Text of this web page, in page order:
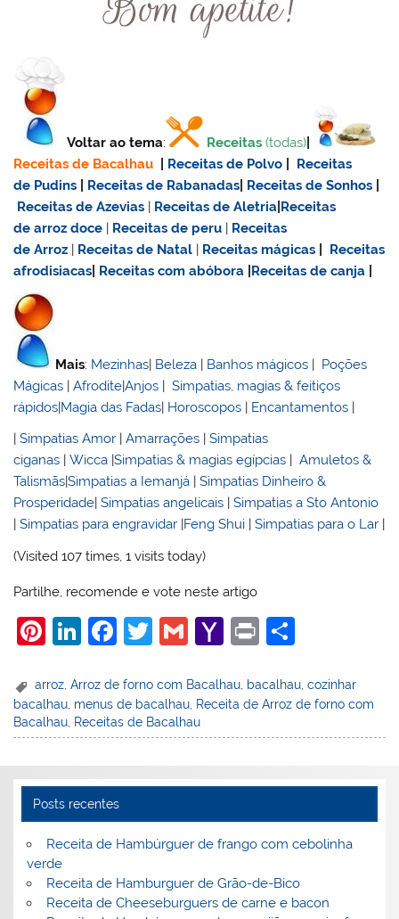
Voltar ao tema: Receitas (todas)
Receitas de Bacalhau
Receitas de Polvo
Receitas
de Pudins
Receitas de Rabanadas Receitas de Sonhos
Receitas de Azevias
Receitas de Aletria Receitas
dearroz doce Receitas de peru
Receitas
de Arroz
Receitas de Natal Receitas mágicas
Receitas
afrodisiacas
Receitas com abóbora Receitas de canja
Mais: Mezinhas| Beleza | Banhos mágicos | Poções
Mágicas |Afrodite|Anjos |Simpatias, magias & feitiços
rápidos|Magia das Fadas| Horoscopos | Encantamentos |
|Simpatias Amor |Amarrações |Simpatias
ciganas |Wicca |Simpatias & magias egípcias |Amuletos &
Talismãs|Simpatias a Iemanjá |Simpatias Dinheiro &
Prosperidade|Simpatias angelicais |Simpatias a Sto Antonio
|Simpatias para engravidar |Feng Shui |Simpatias para o Lar |
(Visited 107 times, 1 visits today)
Partilhe, recomende e vote neste artigo
Pi
er
e
st
Li
k
e
dI
F
c
e
b
o
k
T
itt
er
G
ai
l
Y
h
o
o
l
Pr
t
ar
e
arroz,Arroz de forno com Bacalhau, bacalhau,cozinhar
bacalhau menus de bacalhau Receita de Arroz de forno com
Bacalhau Receitas de Bacalhau
Posts recentes
Receita de Hambúrguer de frango com cebolinha
verde
Receita de Hamburguer de Grão-de-Bico
Receita de Cheeseburguers de carne e bacon